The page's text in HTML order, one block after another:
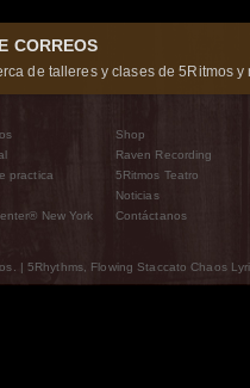
CORREOS
de talleres y clases de 5Ritmos y
practica
New York
Shop
Raven Recording
5Ritmos Teatro
Noticias
Contáctanos
| 5Rhythms, Flowing Staccato Chaos